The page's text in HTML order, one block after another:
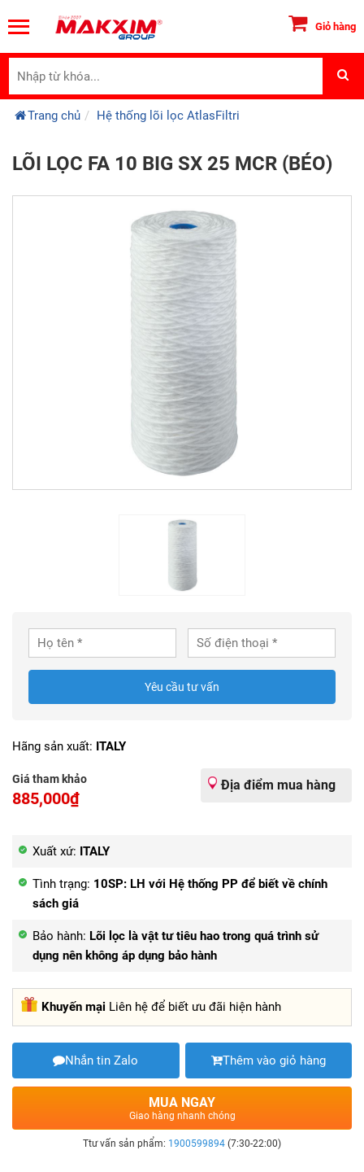
Giỏ hàng
Trang chủ Hệ thống lõi lọc AtlasFiltri
LÕI LỌC FA 10 BIG SX 25 MCR (BÉO)
Yêu cầu tư vấn
Hãng sản xuất: ITALY
Giá tham khảo
885,000₫
Địa điểm mua hàng
Xuất xứ: ITALY
Tình trạng: 10SP: LH với Hệ thống PP để biết về chính
sách giá
Bảo hành: Lõi lọc là vật tư tiêu hao trong quá trình sử
dụng nên không áp dụng bảo hành
Khuyến mại Liên hệ để biết ưu đãi hiện hành
Nhắn tin Zalo Thêm vào giỏ hàng
MUA NGAY
Giao hàng nhanh chóng
Ttư vấn sản phẩm: 1900599894 (7:30-22:00)